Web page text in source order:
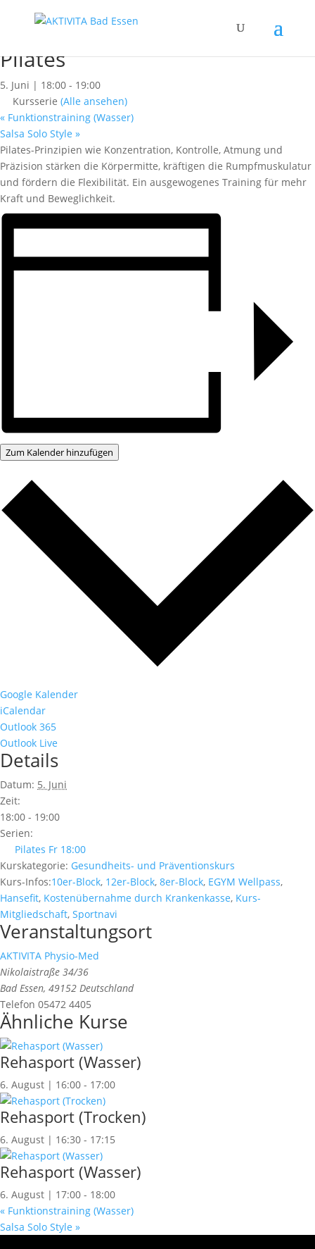
« Alle Kurse
Pilates
5. Juni | 18:00 - 19:00
Kursserie (Alle ansehen)
« Funktionstraining (Wasser)
Salsa Solo Style »
Pilates-Prinzipien wie Konzentration, Kontrolle, Atmung und
Präzision stärken die Körpermitte, kräftigen die Rumpfmuskulatur
und fördern die Flexibilität. Ein ausgewogenes Training für mehr
Kraft und Beweglichkeit.
Zum Kalender hinzufügen
Google Kalender
iCalendar
Outlook 365
Outlook Live
Details
Datum: 5. Juni
Zeit:
18:00 - 19:00
Serien:
Pilates Fr 18:00
Kurskategorie: Gesundheits- und Präventionskurs
Kurs-Infos:10er-Block, 12er-Block, 8er-Block, EGYM Wellpass,
Hansefit, Kostenübernahme durch Krankenkasse, Kurs-
Mitgliedschaft, Sportnavi
Veranstaltungsort
AKTIVITA Physio-Med
Nikolaistraße 34/36
Bad Essen, 49152 Deutschland
Telefon 05472 4405
Ähnliche Kurse
Rehasport (Wasser)
6. August | 16:00 - 17:00
Rehasport (Trocken)
6. August | 16:30 - 17:15
Rehasport (Wasser)
6. August | 17:00 - 18:00
« Funktionstraining (Wasser)
Salsa Solo Style »